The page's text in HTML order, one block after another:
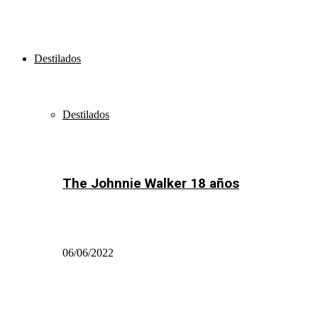
Destilados
Destilados
The Johnnie Walker 18 años
06/06/2022